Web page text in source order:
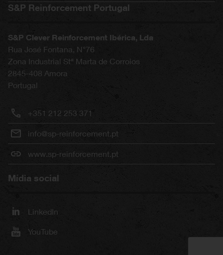
S&P Reinforcement Portugal
S&P Clever Reinforcement Ibérica, Lda
Rua José Fontana, N°76
Zona Industrial Stª Marta de Corroios
2845-408 Amora
Portugal
+351 212 253 371
info@sp-reinforcement.pt
www.sp-reinforcement.pt
Mídia social
LinkedIn
YouTube